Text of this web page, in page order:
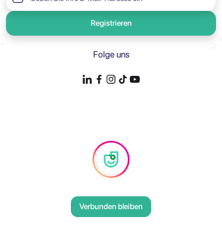
Registrieren
Folge uns
Verbunden bleiben